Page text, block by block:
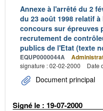
Annexe à l'arrêté du 2
du 23 août 1998 relatif
concours sur épreuves
recrutement de
publics de l'Etat (texte
EQUP0000044A
signature : 02-02-2000
Date
Document principal
Signé le : 19-07-2000